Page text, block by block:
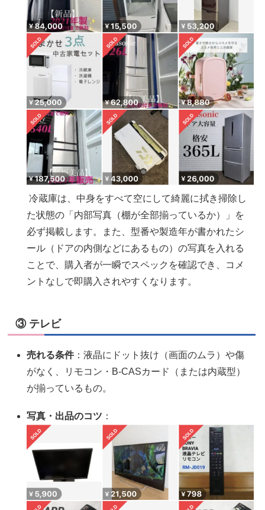
冷蔵庫は、中身をすべて空にして綺麗に拭き掃除し
た状態の「内部写真（棚が全部揃っているか）」を
必ず掲載します。また、型番や製造年が書かれたシ
ール（ドアの内側などにあるもの）の写真を入れる
ことで、購入者が一瞬でスペックを確認でき、コメ
ントなしで即購入されやすくなります。
③ テレビ
売れる条件：液晶にドット抜け（画面のムラ）や傷
がなく、リモコン・B-CASカード（または内蔵型）
が揃っているもの。
写真・出品のコツ ：